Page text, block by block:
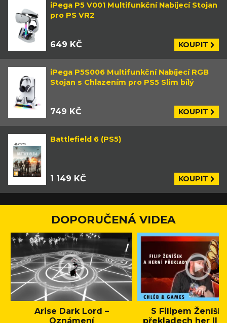
iPega P5 V001 Multifunkční Nabíjecí Stojan
pro PS VR2
649 KČ KOUPIT
iPega P5S006 Multifunkční Nabíjecí RGB
Stojan s Chlazením pro PS5 Slim bílý
749 KČ KOUPIT
Battlefield 6 (PS5)
1 149 KČ KOUPIT
DOPORUČENÁ VIDEA
Arise Dark Lord –
Oznámení
S Filipem
překladech her ||